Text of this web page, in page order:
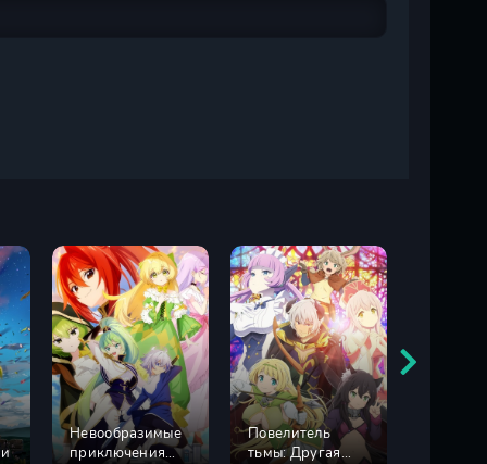
Невообразимые
приключения
Повелитель
тьмы: Другая